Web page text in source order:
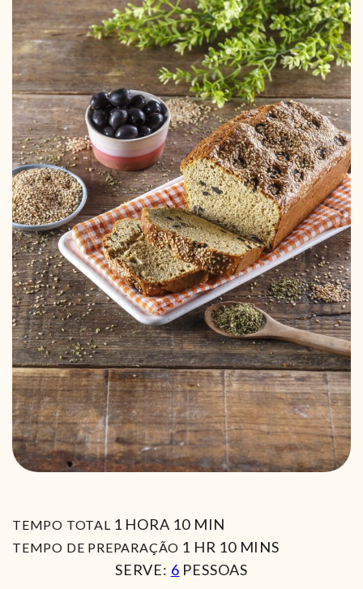
TEMPO TOTAL 1 HORA
HORA 10MIN
MIN
TEMPO DE PREPARAÇÃO 1 HORA
HR 10MIN
MINS
SERVE: 6 PESSOAS